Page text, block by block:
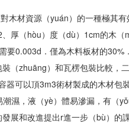
木材資源（yuán）的一種極其
厚（hòu）度（dù）1cm的木
0.003d．僅為木料板材的
（zhuāng）和瓦楞包裝比較，
可以頂3m3術材製成的木材包
濕，液（yè）體易滲漏，有（
展和改進提出r進一步（bù）的課